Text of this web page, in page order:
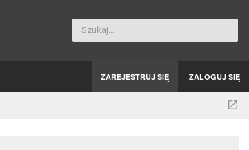
Szukaj…
ZAREJESTRUJ SIĘ ZALOGUJ SIĘ